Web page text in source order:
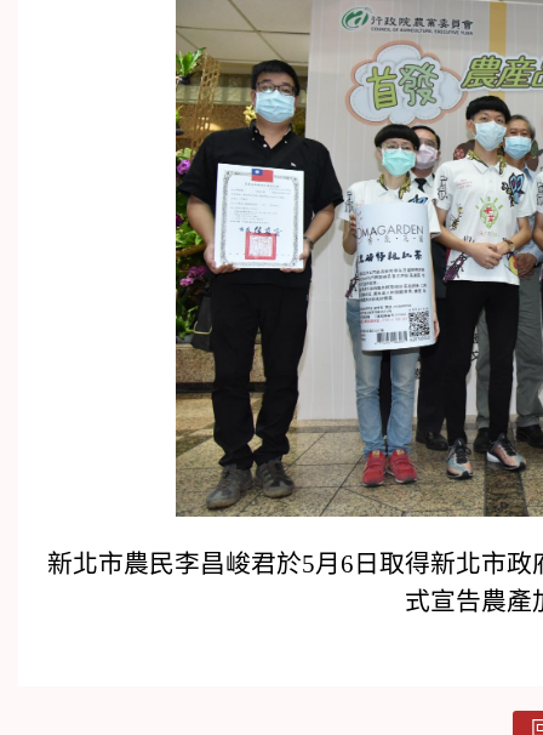
新北市農民李昌峻君於5月6日取得新北市
式宣告農產